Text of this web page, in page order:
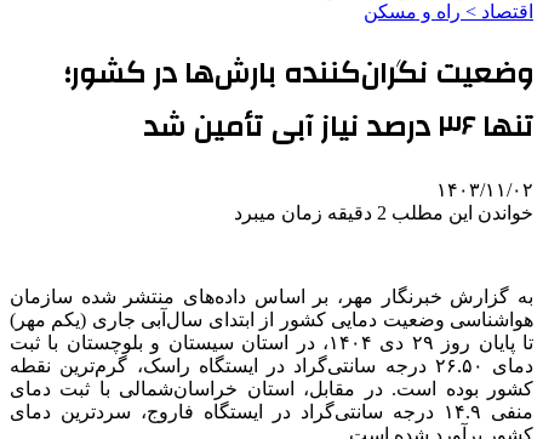
اقتصاد > راه و مسکن
وضعیت نگران‌کننده بارش‌ها در کشور؛
تنها ۳۶ درصد نیاز آبی تأمین شد
۱۴۰۳/۱۱/۰۲
خواندن این مطلب 2 دقیقه زمان میبرد
به گزارش خبرنگار مهر، بر اساس داده‌های منتشر شده سازمان
هواشناسی وضعیت دمایی کشور از ابتدای سال‌آبی جاری (یکم مهر)
تا پایان روز ۲۹ دی ۱۴۰۴، در استان سیستان و بلوچستان با ثبت
دمای ۲۶.۵۰ درجه سانتی‌گراد در ایستگاه راسک، گرم‌ترین نقطه
کشور بوده است. در مقابل، استان خراسان‌شمالی با ثبت دمای
منفی ۱۴.۹ درجه سانتی‌گراد در ایستگاه فاروج، سردترین دمای
کشور برآورد شده است.